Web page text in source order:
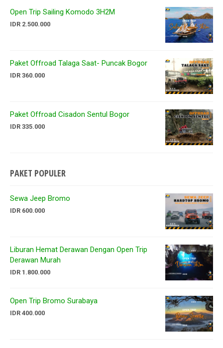
Open Trip Sailing Komodo 3H2M
IDR 2.500.000
Paket Offroad Talaga Saat- Puncak Bogor
IDR 360.000
Paket Offroad Cisadon Sentul Bogor
IDR 335.000
PAKET POPULER
Sewa Jeep Bromo
IDR 600.000
Liburan Hemat Derawan Dengan Open Trip
Derawan Murah
IDR 1.800.000
Open Trip Bromo Surabaya
IDR 400.000